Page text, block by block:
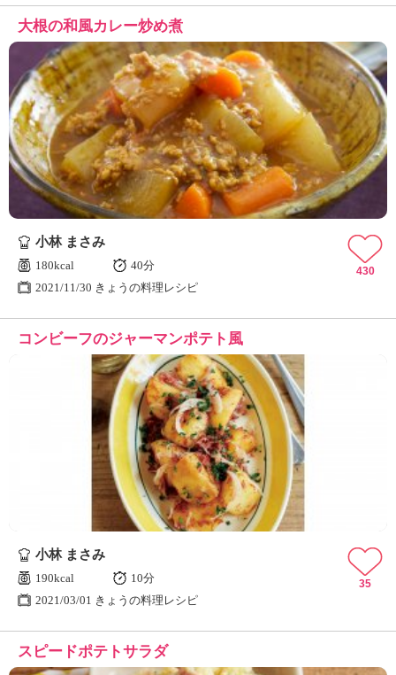
大根の和風カレー炒め煮
小林 まさみ
180kcal
40分
2021/11/30 きょうの料理レシピ
430
コンビーフのジャーマンポテト風
小林 まさみ
190kcal
10分
2021/03/01 きょうの料理レシピ
35
スピードポテトサラダ